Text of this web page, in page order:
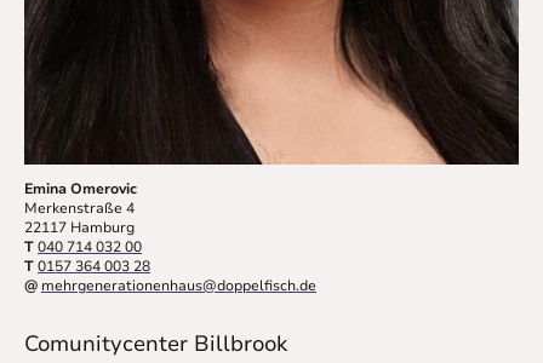
Emina Omerovic
Merkenstraße 4
22117 Hamburg
T040 714 032 00
T0157 364 003 28
@ mehrgenerationenhaus@doppelfisch.de
Comunitycenter Billbrook